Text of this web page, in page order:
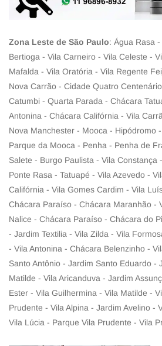
Zona Leste de São Paulo: Água Rasa
Bertioga - Vila Carneiro - Vila Celeste -
Mafalda - Vila Oratória - Vila Regente
Nova Carrão - Cidade Quatro
Catumbi - Quarta Parada - Chácara
Antonina - Chácara Califórnia - Vila
Nova Manchester - Mooca - Hipódromo
Parque da Mooca - Penha - Penha de
Salete - Burgo Paulista - Vila Constança
Ponte Rasa - Tatuapé - Vila Azevedo -
Califórnia - Vila Gomes Cardim - Vila
Chácara Paraíso - Chácara Maranhão -
Nalice - Chácara Paraíso - Chácara do
- Jardim Textilia - Vila Zilda - Vila
- Vila Antonina - Chácara Belenzinho -
Santo Antônio - Jardim Santo Eduardo -
Matilde - Vila Aricanduva - Jardim
Ester - Vila Guilhermina - Vila Matilde -
Prudente - Vila Alpina - Jardim Avelino -
Vila Lúcia - Parque Vila Prudente - Vila